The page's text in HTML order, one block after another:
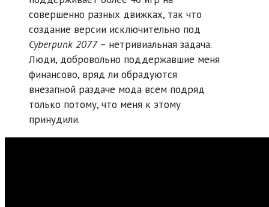
совершенно разных движках, так что
создание версии исключительно под
Cyberpunk 2077– нетривиальная задача.
Люди, добровольно поддержавшие меня
финансово, вряд ли обрадуются
внезапной раздаче мода всем подряд
только потому, что меня к этому
принудили.